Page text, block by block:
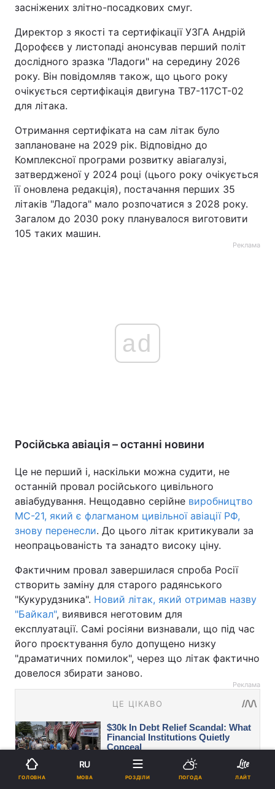
засніжених злітно-посадкових смуг.
Директор з якості та сертифікації УЗГА Андрій
Дорофєєв у листопаді анонсував перший політ
дослідного зразка "Ладоги" на середину 2026
року. Він повідомляв також, що цього року
очікується сертифікація двигуна ТВ7-117СТ-02
для літака.
Отримання сертифіката на сам літак було
заплановане на 2029 рік. Відповідно до
Комплексної програми розвитку авіагалузі,
затвердженої у 2024 році (цього року очікується
її оновлена редакція), постачання перших 35
літаків "Ладога" мало розпочатися з 2028 року.
Загалом до 2030 року планувалося виготовити
105 таких машин.
Реклама
ad
Російська авіація – останні новини
Це не перший і, наскільки можна судити, не
останній провал російського цивільного
авіабудування. Нещодавно серійне виробництво
МС-21, який є флагманом цивільної авіації РФ,
знову перенесли. До цього літак критикували за
неопрацьованість та занадто високу ціну.
Фактичним провал завершилася спроба Росії
створить заміну для старого радянського
"Кукурудзника". Новий літак, який отримав назву
"‎Байкал"‎, виявився неготовим для
експлуатації. Самі росіяни визнавали, що під час
його проєктування було допущено низку
"драматичних помилок", через що літак фактично
довелося збирати заново.
Реклама
ГОЛОВНА
RU
МОВА РОЗДІЛИ ПОГОДА ЛАЙТ